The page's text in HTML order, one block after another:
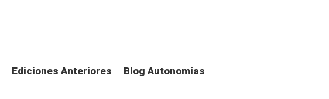
Ediciones Anteriores Blog Autonomías